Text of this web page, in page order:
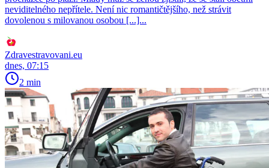
neviditelného nepřítele. Není nic romantičtějšího, než strávit
dovolenou s milovanou osobou [...]...
Zdravestravovani.eu
dnes, 07:15
2 min